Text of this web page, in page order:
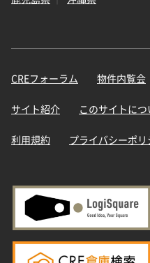
CREフォーラム 物件内覧会
サイト紹介 このサイトにつ
利用規約 プライバシーポリ